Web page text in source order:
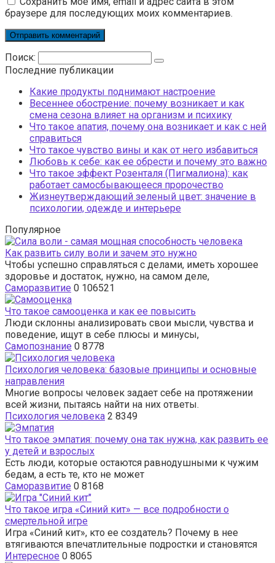
браузере для последующих моих комментариев.
Поиск:
Последние публикации
Какие продукты поднимают настроение
Весеннее обострение: почему возникает и как
смена сезона влияет на организм и психику
Что такое апатия, почему она возникает и как с ней
справиться
Что такое чувство вины и как от него избавиться
Любовь к себе: как ее обрести и почему это важно
Что такое эффект Розенталя (Пигмалиона): как
работает самосбывающееся пророчество
Жизнеутверждающий зеленый цвет: значение в
психологии, одежде и интерьере
Популярное
Как развить силу воли и зачем это нужно
Чтобы успешно справляться с делами, иметь хорошее
здоровье и достаток, нужно, на самом деле,
Саморазвитие 0 106521
Что такое самооценка и как ее повысить
Люди склонны анализировать свои мысли, чувства и
поведение, ищут в себе плюсы и минусы,
Самопознание 0 8778
Психология человека: базовые принципы и основные
направления
Многие вопросы человек задает себе на протяжении
всей жизни, пытаясь найти на них ответы.
Психология человека 2 8349
Что такое эмпатия: почему она так нужна, как развить ее
у детей и взрослых
Есть люди, которые остаются равнодушными к чужим
бедам, а есть те, кто не может
Саморазвитие 0 8168
Что такое игра «Синий кит» — все подробности о
смертельной игре
Игра «Синий кит», кто ее создатель? Почему в нее
втягиваются впечатлительные подростки и становятся
Интересное 0 8065